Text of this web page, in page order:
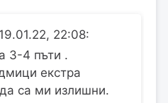
22:08:
3-4 пъти .
екстра
са ми излишни.